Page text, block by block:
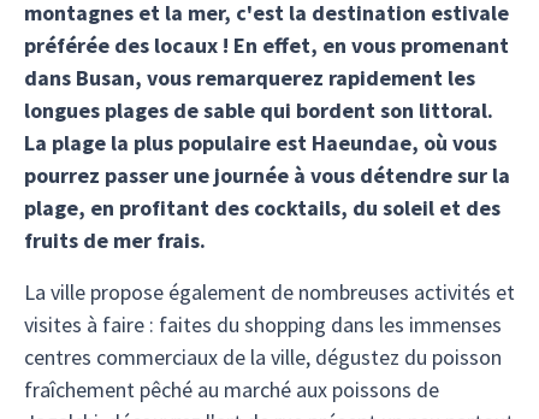
montagnes et la mer, c'est la destination estivale
préférée des locaux ! En effet, en vous promenant
dans Busan, vous remarquerez rapidement les
longues plages de sable qui bordent son littoral.
La plage la plus populaire est Haeundae, où vous
pourrez passer une journée à vous détendre sur la
plage, en profitant des cocktails, du soleil et des
fruits de mer frais.
La ville propose également de nombreuses activités et
visites à faire : faites du shopping dans les immenses
centres commerciaux de la ville, dégustez du poisson
fraîchement pêché au marché aux poissons de